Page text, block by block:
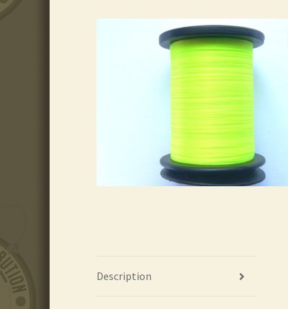
Description